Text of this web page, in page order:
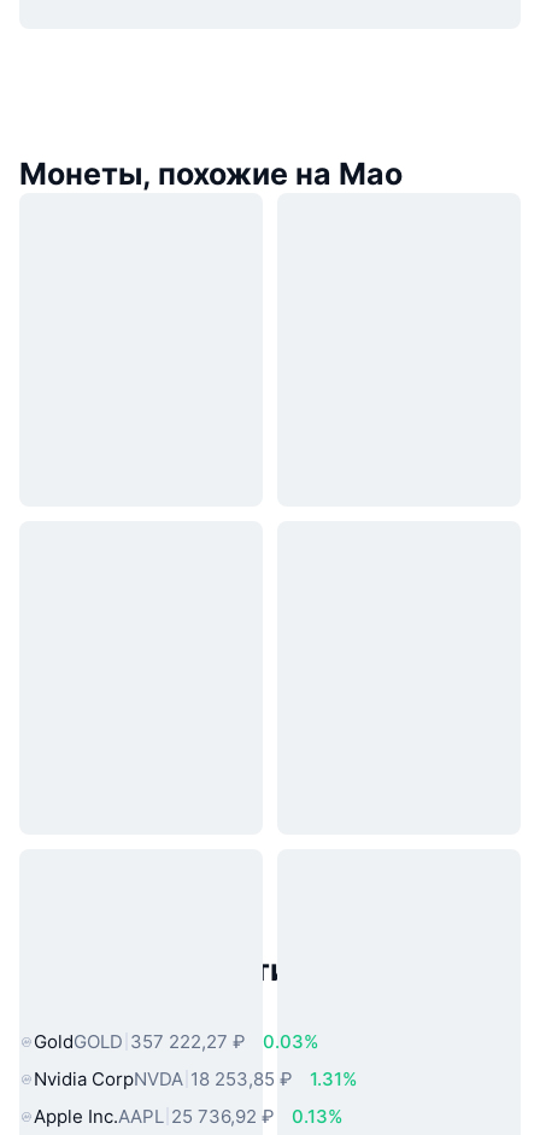
Монеты, похожие на Mao
Популярные активы реального
GoldGOLD 357 222,27 ₽
0.03%
Nvidia CorpNVDA 18 253,85 ₽
1.31%
Apple Inc.AAPL 25 736,92 ₽
0.13%